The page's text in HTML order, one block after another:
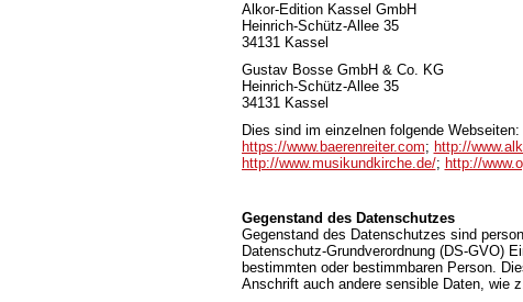
Alkor-Edition Kassel GmbH
Heinrich-Schütz-Allee 35
34131 Kassel
Gustav Bosse GmbH & Co. KG
Heinrich-Schütz-Allee 35
34131 Kassel
Dies sind im einzelnen folgende Webseiten:
https://www.baerenreiter.com; http://
http://www.musikundkirche.de/; http://
Gegenstand des Datenschutzes
Gegenstand des Datenschutzes sind
Datenschutz-Grundverordnung (DS-GVO)
bestimmten oder bestimmbaren Person.
Anschrift auch andere sensible Daten, wie